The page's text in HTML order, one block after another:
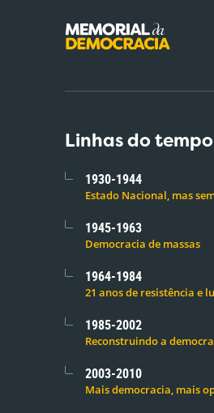
Linhas do tempo
1930-1944
Estado Nacional, mas
1945-1963
Democracia de massas
1964-1984
21 anos de resistência e
1985-2002
Reconstruindo a
2003-2010
Mais democracia, mais